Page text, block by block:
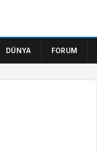
DÜNYA FORUM